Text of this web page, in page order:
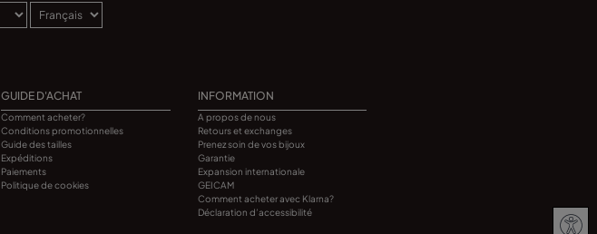
GUIDE D'ACHAT
Comment acheter?
Conditions promotionnelles
Guide des tailles
Expéditions
Paiements
Politique de cookies
INFORMATION
A propos de nous
Retours et exchanges
Prenez soin de vos bijoux
Garantie
Expansion internationale
GEICAM
Comment acheter avec Klarna?
Déclaration d’accessibilité